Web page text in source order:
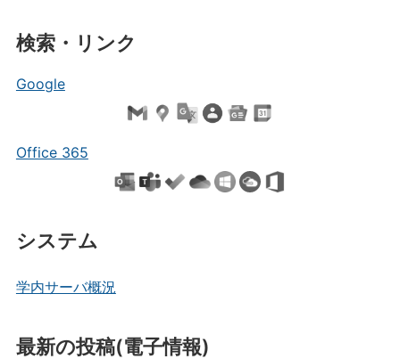
検索・リンク
Google
Office 365
システム
学内サーバ概況
最新の投稿(電子情報)